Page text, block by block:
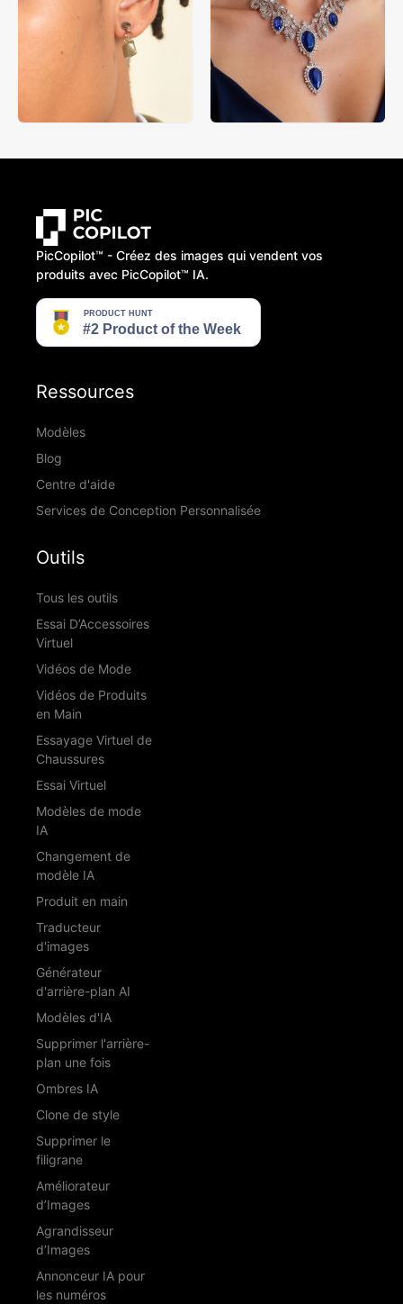
PicCopilot™️ - Créez des images qui vendent vos
produits avec PicCopilot™️ IA.
Ressources
Modèles
Blog
Centre d'aide
Services de Conception Personnalisée
Outils
Tous les outils
Essai D’Accessoires
Virtuel
Vidéos de Mode
Vidéos de Produits
en Main
Essayage Virtuel de
Chaussures
Essai Virtuel
Modèles de mode
IA
Changement de
modèle IA
Produit en main
Traducteur
d'images
Générateur
d'arrière-plan AI
Modèles d'IA
Supprimer l'arrière-
plan une fois
Ombres IA
Clone de style
Supprimer le
filigrane
Améliorateur
d’Images
Agrandisseur
d’Images
Annonceur IA pour
les numéros